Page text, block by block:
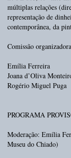
múltiplas relações
representação de
contemporânea, da
Comissão
Emília Ferreira
Joana d’Oliva
Rogério Miguel Puga
PROGRAMA
Moderação: Emília
Museu do Chiado)